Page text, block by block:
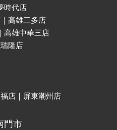
時代店
高雄三多店
高雄中華三店
隆店
店｜屏東潮州店
門市